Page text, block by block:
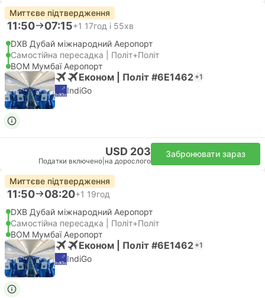
Миттєве підтвердження
11:50 07:15+1 17год і 55хв
DXB Дубай міжнародний Аеропорт
Самостійна пересадка | Політ+Політ
BOM Мумбаї Аеропорт
Економ | Політ #6E1462 +1
IndiGo
USD 203
Податки включено на дорослого
Забронювати зараз
Миттєве підтвердження
11:50 08:20+1 19год
DXB Дубай міжнародний Аеропорт
Самостійна пересадка | Політ+Політ
BOM Мумбаї Аеропорт
Економ | Політ #6E1462 +1
IndiGo